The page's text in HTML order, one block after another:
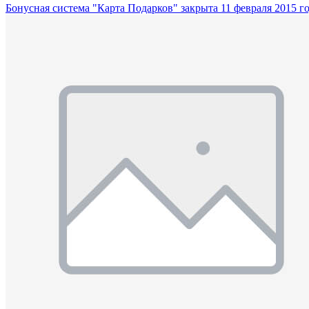
Бонусная система "Карта Подарков" закрыта 11 февраля 2015